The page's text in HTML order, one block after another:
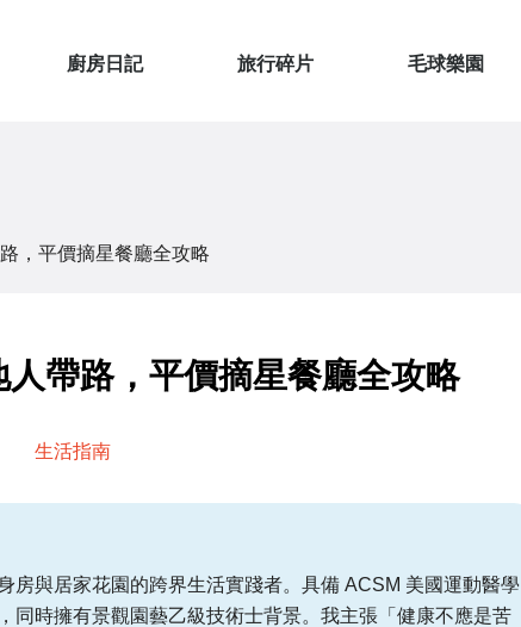
廚房日記 旅行碎片 毛球樂園
，平價摘星餐廳全攻略
帶路，平價摘星餐廳全攻略
生活指南
房與居家花園的跨界生活實踐者。具備 ACSM 美國運動醫學
同時擁有景觀園藝乙級技術士背景。我主張「健康不應是苦